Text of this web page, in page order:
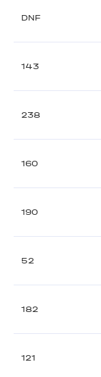
DNF
143
238
160
190
52
182
121